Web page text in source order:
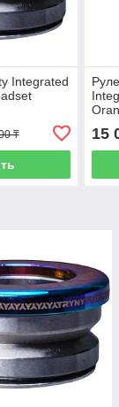
Integrated
₸ 15